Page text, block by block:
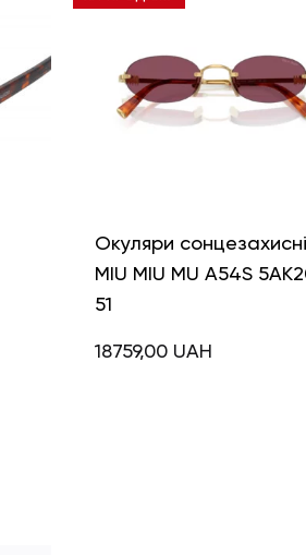
Окуляри сонцезахисні
MIU MIU MU A54S
51
18759,00 UAH